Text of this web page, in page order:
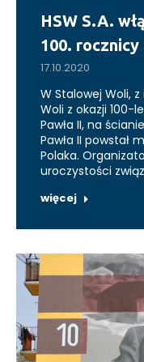
HSW S.A.
100.
17.10.2020
W Stalowej Woli,
Woli z okazji 100-
Pawła II, na
Pawła II powstał
Polaka.
uroczystości
więcej